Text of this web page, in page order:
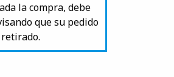
la compra, debe
que su pedido